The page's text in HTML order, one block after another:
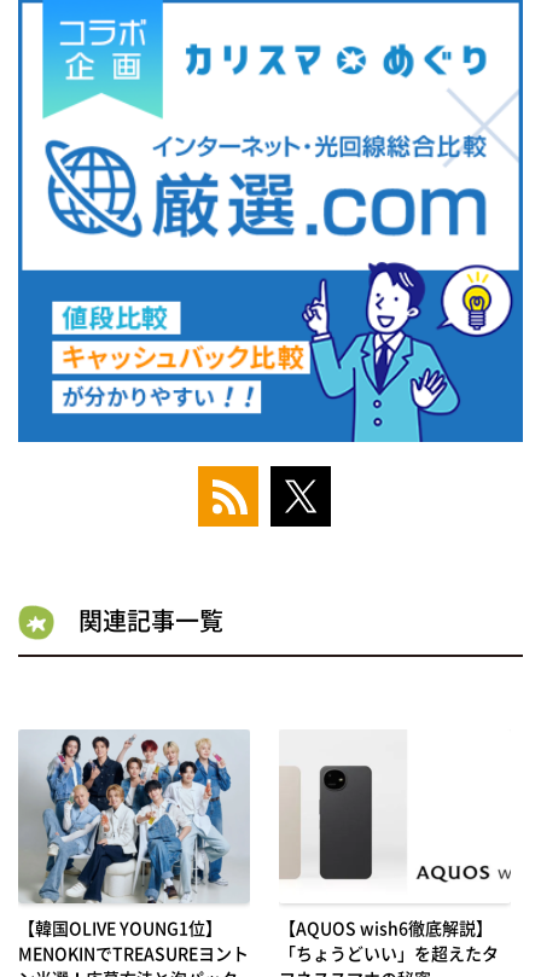
関連記事一覧
【韓国OLIVE YOUNG1位】
MENOKINでTREASUREヨント
【AQUOS wish6徹底解説】
「ちょうどいい」を超えたタ